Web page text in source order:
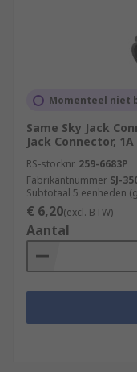
Momenteel niet
Same Sky Jack
Jack Connector, 1A
RS-stocknr. 259-6683P
Fabrikantnummer SJ-
Subtotaal 5 eenheden
€ 6,20(excl. BTW)
Aantal